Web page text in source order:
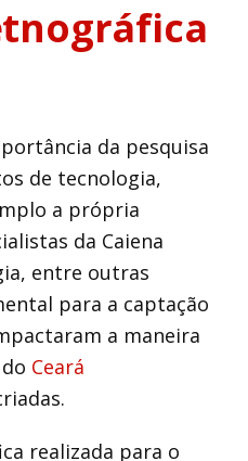
da pesquisa
de tecnologia,
a própria
da Caiena
entre outras
para a captação
a maneira
Ceará
realizada para o